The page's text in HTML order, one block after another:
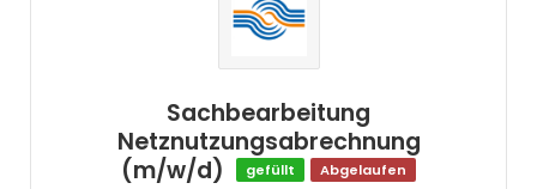
Sachbearbeitung
Netznutzungsabrechnung
(m/w/d)
gefüllt Abgelaufen